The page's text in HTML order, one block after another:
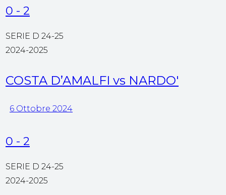
0 - 2
SERIE D 24-25
2024-2025
COSTA D’AMALFI vs NARDO'
6 Ottobre 2024
0 - 2
SERIE D 24-25
2024-2025